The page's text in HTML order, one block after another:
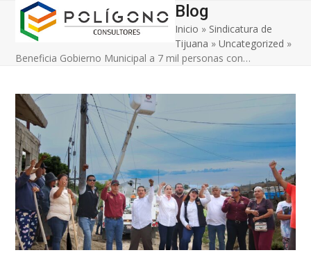
Skip
content
Open
mobile
menu
Close
mobile
menu
Blog
Inicio » Sindicatura de
Tijuana »Uncategorized »
Beneficia Gobierno Municipal a 7 mil personas con…